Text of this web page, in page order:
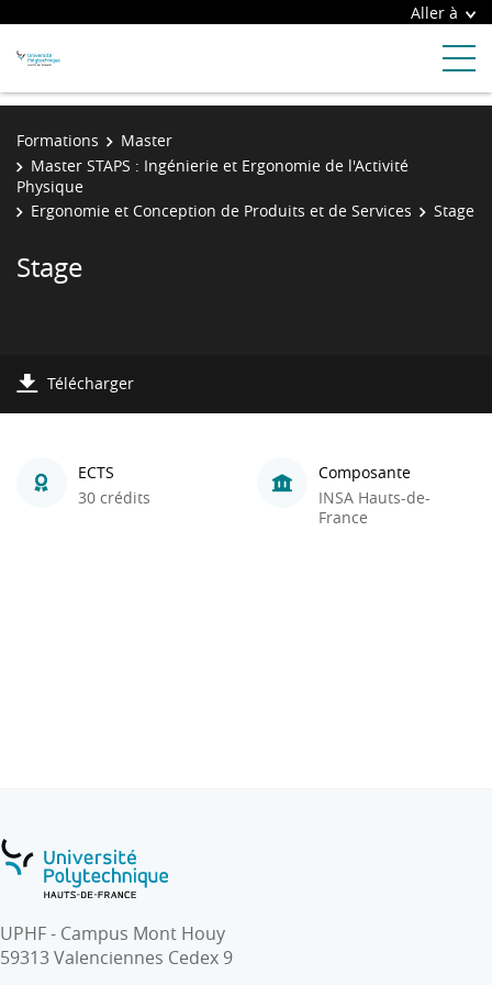
Aller à
Formations
Master
Master STAPS : Ingénierie et Ergonomie de l'Activité
Physique
Ergonomie et Conception de Produits et de Services
Stage
Stage
Télécharger
ECTS
30 crédits
Composante
INSA Hauts-de-
France
UPHF - Campus Mont Houy
59313 Valenciennes Cedex 9